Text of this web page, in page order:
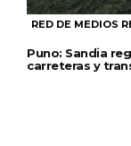
RED DE MEDIOS
Puno: Sandia
carreteras y